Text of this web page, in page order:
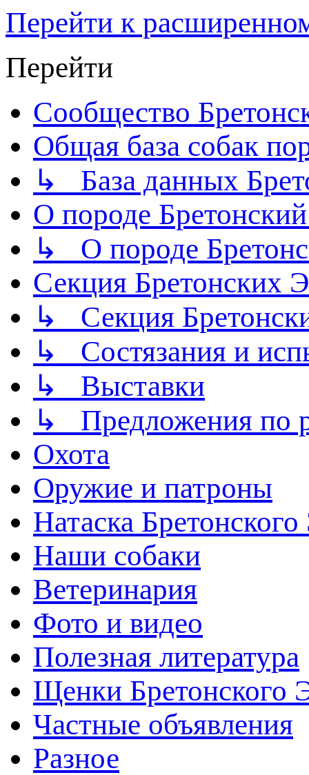
Перейти к
Перейти
Сообщество
Общая база собак
↳ База данных
О породе
↳ О породе
Секция
↳ Секция
↳ Состязания и
↳ Выставки
↳ Предложения по
Охота
Оружие и патроны
Натаска
Наши собаки
Ветеринария
Фото и видео
Полезная литература
Щенки Бретонского
Частные объявления
Разное